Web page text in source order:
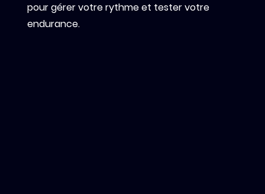
pour gérer votre rythme et tester votre
endurance.